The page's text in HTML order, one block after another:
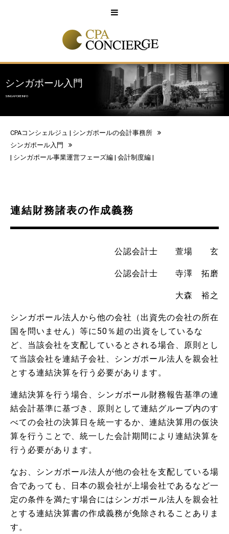
シンガポール入門
SINGAPORE INFO
CPAコンシェルジュ | シンガポールの会計事務所
シンガポール入門
| シンガポール事業運営フェーズ編 | 会計制度編 |
連結財務諸表の作成義務
公認会計士 萱場 玄
公認会計士 寺澤 拓磨
大森 裕之
シンガポール法人から他の会社（出資先の会社の所在
国を問いません）等に50％超の出資をしているな
ど、当該会社を支配しているとされる場合、原則とし
て当該会社を連結子会社、シンガポール法人を親会社
とする連結決算を行う必要があります。
連結決算を行う場合、シンガポール財務報告基準の連
結会計基準に基づき、原則として連結グループ内のす
べての会社の決算日を統一するか、連結決算用の仮決
算を行うことで、統一した会計期間により連結決算を
行う必要があります。
なお、シンガポール法人が他の会社を支配している場
合であっても、日本の親会社が上場会社であるなど一
定の条件を満たす場合にはシンガポール法人を親会社
とする連結決算書の作成義務が免除されることありま
す。